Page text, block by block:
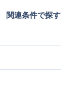
関連条件で探す